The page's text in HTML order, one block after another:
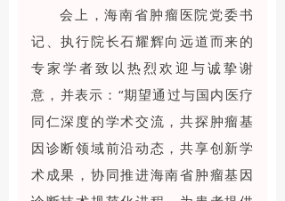
会上，海南省肿瘤医院党委书
记、执行院长石耀辉向远道而来的
专家学者致以热烈欢迎与诚挚谢
意，并表示：“期望通过与国内医疗
同仁深度的学术交流，共探肿瘤基
因诊断领域前沿动态，共享创新学
术成果，协同推进海南省肿瘤基因